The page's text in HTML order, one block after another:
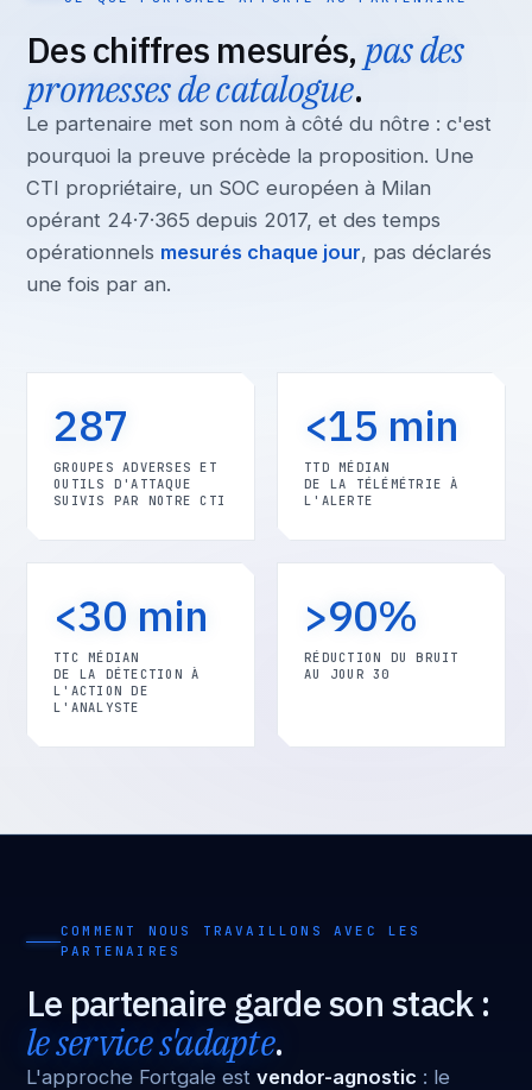
Des chiffres mesurés, pas des
promesses de catalogue.
Le partenaire met son nom à côté du nôtre : c'est
pourquoi la preuve précède la proposition. Une
CTI propriétaire, un SOC européen à Milan
opérant 24·7·365 depuis 2017, et des temps
opérationnels mesurés chaque jour, pas déclarés
une fois par an.
287
GROUPES ADVERSES ET
OUTILS D'ATTAQUE
SUIVIS PAR NOTRE CTI
<15 min
TTD MÉDIAN
DE LA TÉLÉMÉTRIE À
L'ALERTE
<30 min
TTC MÉDIAN
DE LA DÉTECTION À
L'ACTION DE
L'ANALYSTE
>90%
RÉDUCTION DU BRUIT
AU JOUR 30
COMMENT NOUS TRAVAILLONS AVEC LES
PARTENAIRES
Le partenaire garde son stack :
le service s'adapte.
L'approche Fortgale est vendor-agnostic : le